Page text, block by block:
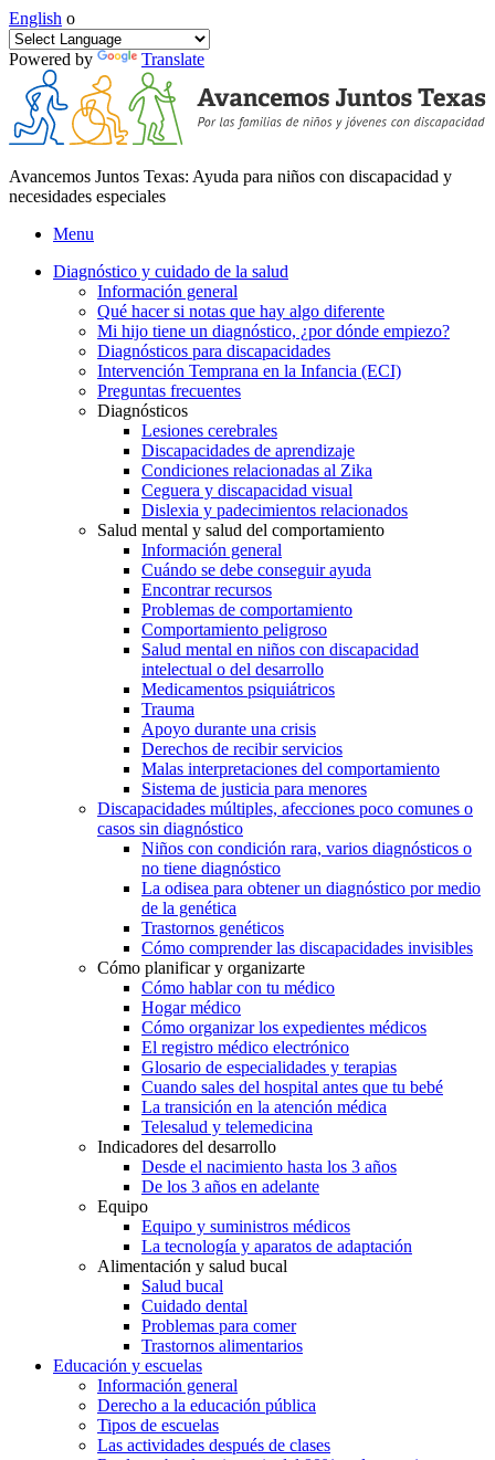
English o
Powered by Translate
Avancemos Juntos Texas: Ayuda para niños con discapacidad y
necesidades especiales
Menu
Diagnóstico y cuidado de la salud
Información general
Qué hacer si notas que hay algo diferente
Mi hijo tiene un diagnóstico, ¿por dónde empiezo?
Diagnósticos para discapacidades
Intervención Temprana en la Infancia (ECI)
Preguntas frecuentes
Diagnósticos
Lesiones cerebrales
Discapacidades de aprendizaje
Condiciones relacionadas al Zika
Ceguera y discapacidad visual
Dislexia y padecimientos relacionados
Salud mental y salud del comportamiento
Información general
Cuándo se debe conseguir ayuda
Encontrar recursos
Problemas de comportamiento
Comportamiento peligroso
Salud mental en niños con discapacidad
intelectual o del desarrollo
Medicamentos psiquiátricos
Trauma
Apoyo durante una crisis
Derechos de recibir servicios
Malas interpretaciones del comportamiento
Sistema de justicia para menores
Discapacidades múltiples, afecciones poco comunes o
casos sin diagnóstico
Niños con condición rara, varios diagnósticos o
no tiene diagnóstico
La odisea para obtener un diagnóstico por medio
de la genética
Trastornos genéticos
Cómo comprender las discapacidades invisibles
Cómo planificar y organizarte
Cómo hablar con tu médico
Hogar médico
Cómo organizar los expedientes médicos
El registro médico electrónico
Glosario de especialidades y terapias
Cuando sales del hospital antes que tu bebé
La transición en la atención médica
Telesalud y telemedicina
Indicadores del desarrollo
Desde el nacimiento hasta los 3 años
De los 3 años en adelante
Equipo
Equipo y suministros médicos
La tecnología y aparatos de adaptación
Alimentación y salud bucal
Salud bucal
Cuidado dental
Problemas para comer
Trastornos alimentarios
Educación y escuelas
Información general
Derecho a la educación pública
Tipos de escuelas
Las actividades después de clases